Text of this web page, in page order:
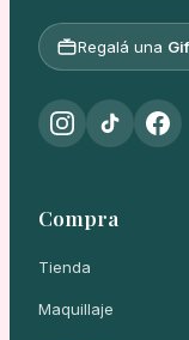
Regalá una
Compra
Tienda
Maquillaje